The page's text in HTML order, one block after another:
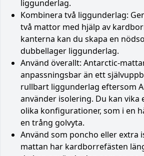
liggunderlag.
Kombinera två liggunderlag:
två mattor med hjälp av
kanterna kan du skapa en
dubbellager liggunderlag.
Använd överallt: Antarctic-
anpassningsbar än ett
rullbart liggunderlag eftersom
använder isolering. Du kan vika
olika konfigurationer, som i en
en trång golvyta.
Använd som poncho eller extra
mattan har kardborrefästen